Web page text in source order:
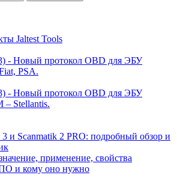
Jaltest Tools
- Новый протокол OBD для ЭБУ
PSA.
- Новый протокол OBD для ЭБУ
– Stellantis.
и Scanmatik 2 PRO: подробный обзор и
применение, свойства
ПО и кому оно нужно